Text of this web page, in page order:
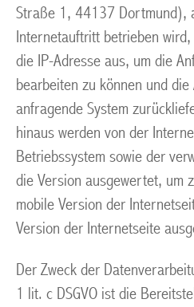
Straße 1, 44137 Dortmund),
Internetauftritt betrieben
die IP-Adresse aus, um die
bearbeiten zu können und
anfragende System
hinaus werden von der
Betriebssystem sowie der
die Version ausgewertet, um
mobile Version der
Version der Internetseite
Der Zweck der
1 lit. c DSGVO ist die